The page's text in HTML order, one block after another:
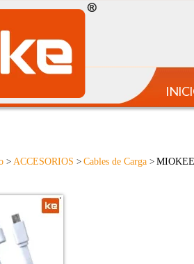
> ACCESORIOS > Cables de Carga >